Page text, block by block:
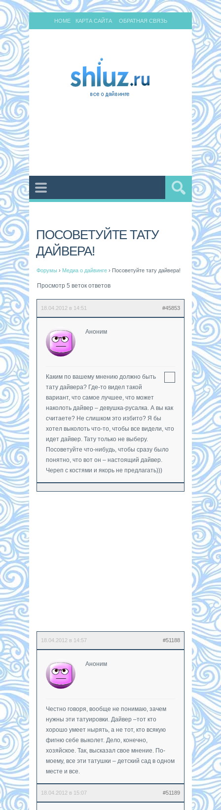
HOME КАРТА САЙТА ОБРАТНАЯ СВЯЗЬ
ПОСОВЕТУЙТЕ ТАТУ
ДАЙВЕРА!
Форумы › Медиа о дайвинге › Посоветуйте тату дайвера!
Просмотр 5 веток ответов
18.04.2012 в 14:51 #45853
Аноним
Каким по вашему мнению должно быть
тату дайвера? Где-то видел такой
вариант, что самое лучшее, что может
наколоть дайвер – девушка-русалка. А вы как
считаете? Не слишком это избито? Я бы
хотел выколоть что-то, чтобы все видели, что
идет дайвер. Тату только не выберу.
Посоветуйте что-нибудь, чтобы сразу было
понятно, что вот он – настоящий дайвер.
Череп с костями и якорь не предлагать)))
18.04.2012 в 14:57 #51188
Аноним
Честно говоря, вообще не понимаю, зачем
нужны эти татуировки. Дайвер –тот кто
хорошо умеет нырять, а не тот, кто всякую
фигню себе выколет. Дело, конечно,
хозяйское. Так, высказал свое мнение. По-
моему, все эти татушки – детский сад в одном
месте и все.
18.04.2012 в 15:07 #51189